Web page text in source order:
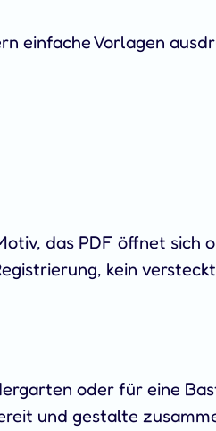
einfache Vorlagen
das PDF öffnet sich
kein
oder für eine
und gestalte